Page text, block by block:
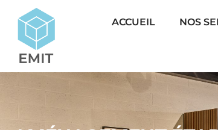
ACCUEIL NOS